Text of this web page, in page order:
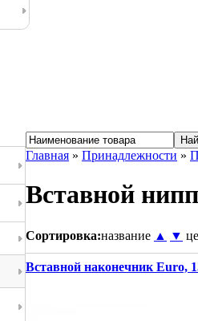
Главная » Принадлежности »
Вставной
Сортировка:название ▲ ▼
Вставной наконечник Euro,